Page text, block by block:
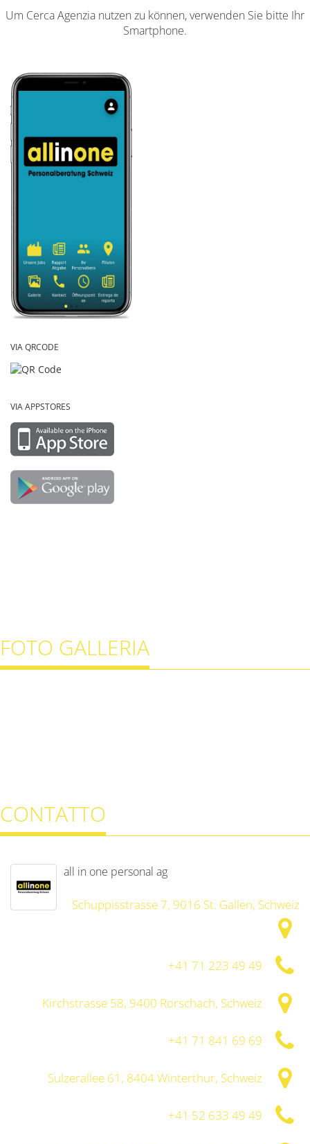
Um Cerca Agenzia nutzen zu können, verwenden Sie bitte Ihr
Smartphone.
VIA QRCODE
VIA APPSTORES
FOTO GALLERIA
CONTATTO
all in one personal ag
Schuppisstrasse 7, 9016 St. Gallen, Schweiz
+41 71 223 49 49
Kirchstrasse 58, 9400 Rorschach, Schweiz
+41 71 841 69 69
Sulzerallee 61, 8404 Winterthur, Schweiz
+41 52 633 49 49